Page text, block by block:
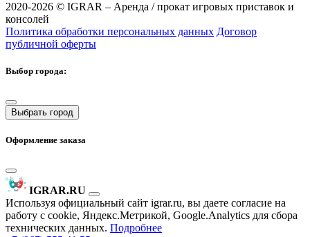
2020-2026 © IGRAR – Аренда / прокат игровых приставок и
консолей
Политика обработки персональных данных Договор
публичной оферты
Выбор города:
Выбрать город
Оформление заказа
IGRAR.RU
Используя официальный сайт igrar.ru, вы даете согласие на
работу с cookie, Яндекс.Метрикой, Google.Analytics для сбора
технических данных. Подробнее